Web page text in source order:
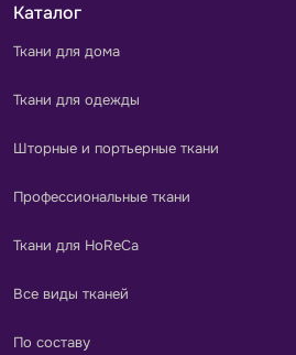
Каталог
Ткани для дома
Ткани для одежды
Шторные и портьерные ткани
Профессиональные ткани
Ткани для HoReCa
Все виды тканей
По составу